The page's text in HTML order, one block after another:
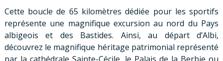
Cette boucle de 65 kilomètres dédiée pour les sportifs
représente une magnifique excursion au nord du Pays
albigeois et des Bastides. Ainsi, au départ d’Albi,
découvrez le magnifique héritage patrimonial représenté